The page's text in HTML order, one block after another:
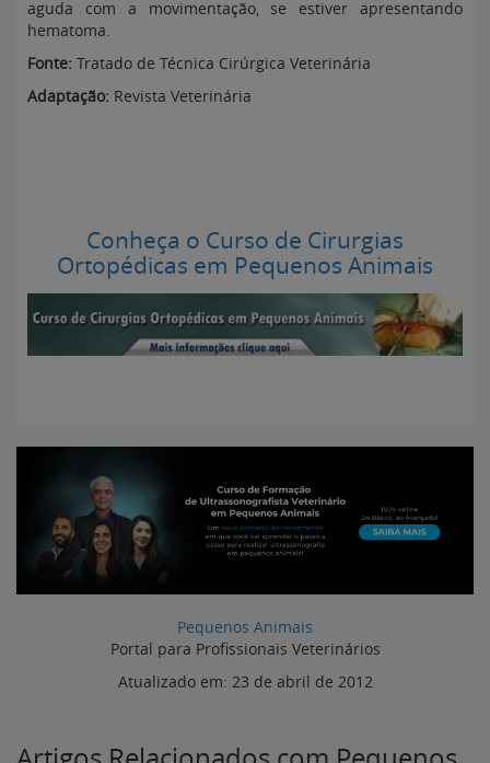
aguda com a movimentação, se estiver apresentando
hematoma.
Fonte: Tratado de Técnica Cirúrgica Veterinária
Adaptação: Revista Veterinária
Conheça o Curso de Cirurgias
Ortopédicas em Pequenos Animais
Pequenos Animais
Portal para Profissionais Veterinários
Atualizado em: 23 de abril de 2012